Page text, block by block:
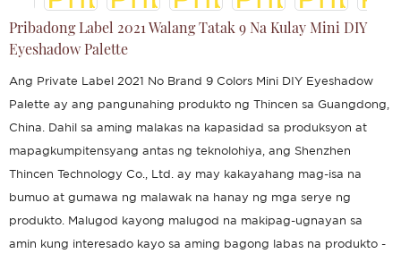
Pribadong Label 2021 Walang Tatak 9 Na Kulay Mini DIY
Eyeshadow Palette
Ang Private Label 2021 No Brand 9 Colors Mini DIY Eyeshadow
Palette ay ang pangunahing produkto ng Thincen sa Guangdong,
China. Dahil sa aming malakas na kapasidad sa produksyon at
mapagkumpitensyang antas ng teknolohiya, ang Shenzhen
Thincen Technology Co., Ltd. ay may kakayahang mag-isa na
bumuo at gumawa ng malawak na hanay ng mga serye ng
produkto. Malugod kayong malugod na makipag-ugnayan sa
amin kung interesado kayo sa aming bagong labas na produkto -